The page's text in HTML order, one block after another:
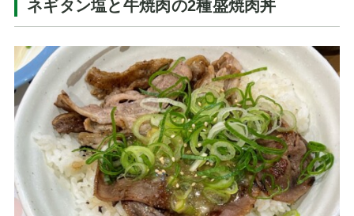
ネギタン塩と牛焼肉の2種盛焼肉丼